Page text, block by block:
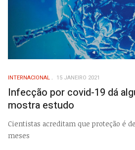
INTERNACIONAL 15 JANEIRO 2021
Infecção por covid-19 dá
mostra estudo
Cientistas acreditam que proteção é
meses